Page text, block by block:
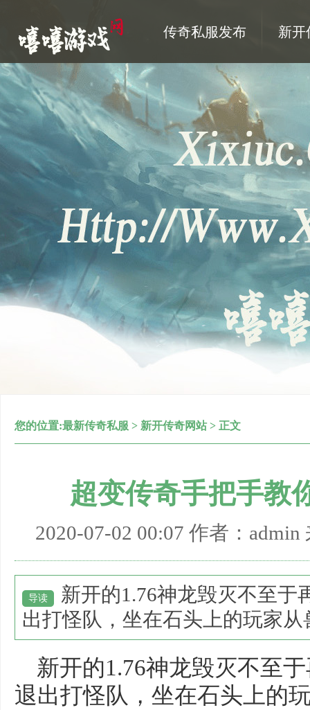
传奇私服发布 新开
您的位置:最新传奇私服 > 新开传奇网站> 正文
超变传奇手把手教
2020-07-02 00:07 作者：admin
导读
新开的1.76神龙毁灭不至于
出打怪队，坐在石头上的玩家
新开的1.76神龙毁灭不至
退出打怪队，坐在石头上的